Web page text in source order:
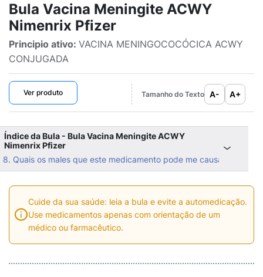
Bula Vacina Meningite ACWY
Nimenrix Pfizer
Principio ativo: VACINA MENINGOCOCÓCICA ACWY
CONJUGADA
Ver produto Tamanho do Texto A- A+
Índice da Bula - Bula Vacina Meningite ACWY
Nimenrix Pfizer
8. Quais os males que este medicamento pode me causar?
Cuide da sua saúde: leia a bula e evite a automedicação.
Use medicamentos apenas com orientação de um
médico ou farmacêutico.